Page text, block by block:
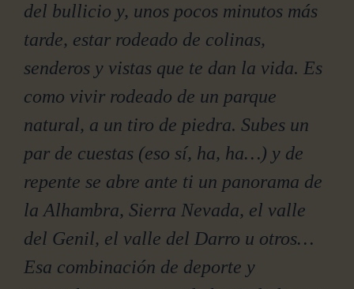
del bullicio y, unos pocos minutos más
tarde, estar rodeado de colinas,
senderos y vistas que te dan la vida. Es
como vivir rodeado de un parque
natural, a un tiro de piedra. Subes un
par de cuestas (eso sí, ha, ha…) y de
repente se abre ante ti un panorama de
la Alhambra, Sierra Nevada, el valle
del Genil, el valle del Darro u otros…
Esa combinación de deporte y